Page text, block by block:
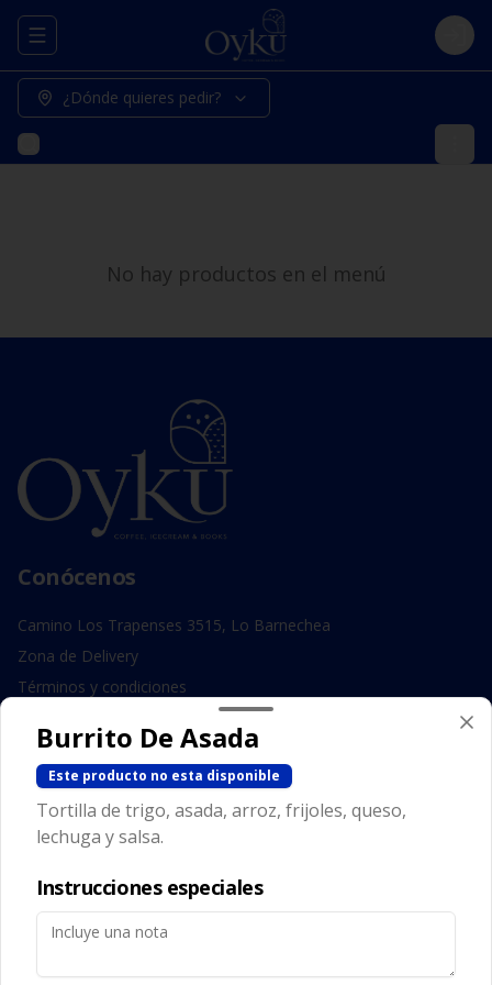
Abrir menu de navegación Login
¿Dónde quieres pedir?
No hay productos en el menú
Conócenos
Camino Los Trapenses 3515, Lo Barnechea
Zona de Delivery
Términos y condiciones
Redes sociales
Instagram
Facebook
Mi cuenta
Burrito De Asada
Este producto no esta disponible
Tortilla de trigo, asada, arroz, frijoles, queso,
lechuga y salsa.
Instrucciones especiales